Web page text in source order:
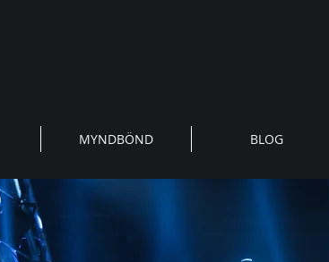
MYNDBÖND BLOG